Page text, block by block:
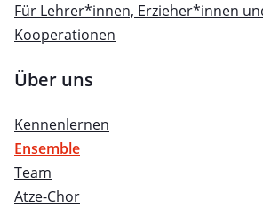
Für Lehrer*innen, Erzieher*innen
Kooperationen
Über uns
Kennenlernen
Ensemble
Team
Atze-Chor